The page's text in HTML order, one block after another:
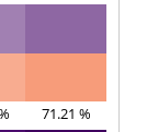
71.21 %